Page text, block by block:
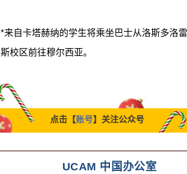
*来自卡塔赫纳的学生将乘坐巴士从洛斯多洛雷
斯校区前往穆尔西亚。
点击【账号】关注公众号
UCAM 中国办公室